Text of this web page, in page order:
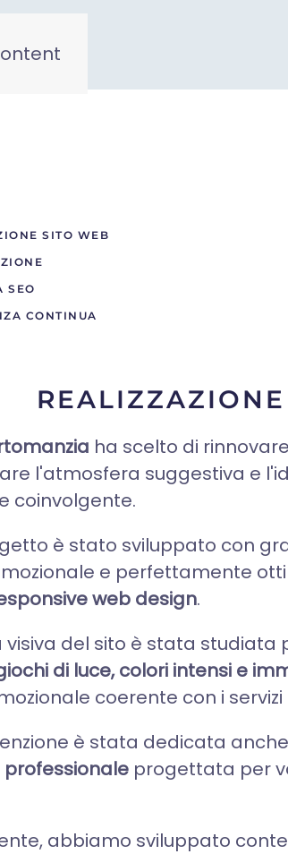
SITO WEB
SEO
CONTINUA
ha scelto di
l'atmosfera suggestiva e
coinvolgente.
è stato sviluppato con
e perfettamente
web design.
visiva del sito è stata
di luce, colori intensi e
coerente con i servizi
è stata dedicata
progettata per
abbiamo sviluppato